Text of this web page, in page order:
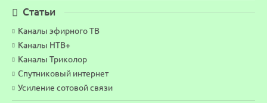
Статьи
Каналы эфирного ТВ
Каналы НТВ+
Каналы Триколор
Спутниковый интернет
Усиление сотовой связи